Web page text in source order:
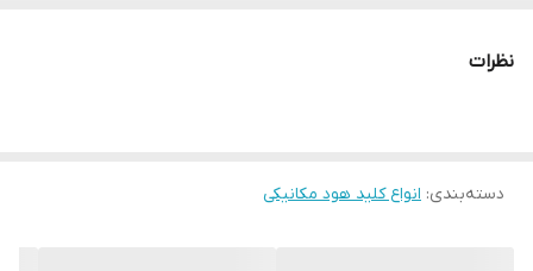
نظرات
دسته‌بندی: انواع کلید هود مکانیکی